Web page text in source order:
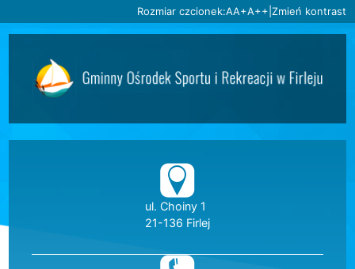
Przejdź do głównej treści Przejdź do wyszukiwarki
Rozmiar czcionek:Ustaw domyślną czcionkę
AUstaw większą czcionkę
A+Ustaw największą
A++ Zmień kontrast
« »
Dane
ul. Choiny 1
21-136 Firlej